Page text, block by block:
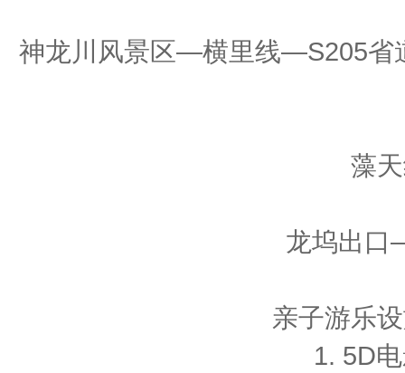
神龙川风景区—横里线—S205
藻
龙坞出口
亲子游乐
1. 5D